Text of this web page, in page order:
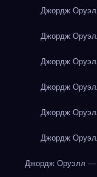
Джордж
Джордж
Джордж
Джордж
Джордж
Джордж
Джордж Оруэлл —